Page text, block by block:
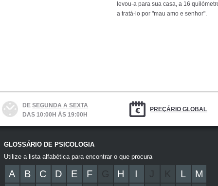
levou-a para sua casa, a 16
a tratá-lo por "mau amo e senhor".
DESEGUNDA A SEXTA
DAS 10:00H ÀS 19:00H
PREÇÁRIO GLOBAL
GLOSSÁRIO DE PSICOLOGIA
Utilize a lista alfabética para encontrar o que procura
A B C D E F G H I K L
M